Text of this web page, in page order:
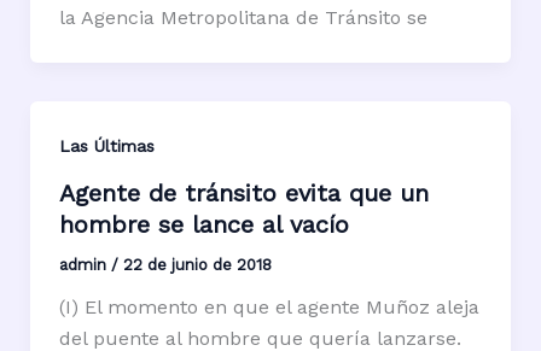
la Agencia Metropolitana de Tránsito se
Las Últimas
Agente de tránsito evita que un
hombre se lance al vacío
admin / 22 de junio de 2018
(I) El momento en que el agente Muñoz aleja
del puente al hombre que quería lanzarse.